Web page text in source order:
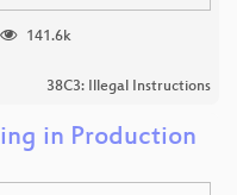
141.6k
38C3: Illegal Instructions
in Production